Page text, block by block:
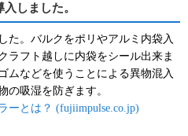
しました。
た。バルクをポリやアルミ内袋入
ラフト越しに内袋をシール出来ま
ムなどを使うことによる異物混入
の吸湿を防ぎます。
ーとは？ (fujiimpulse.co.jp)